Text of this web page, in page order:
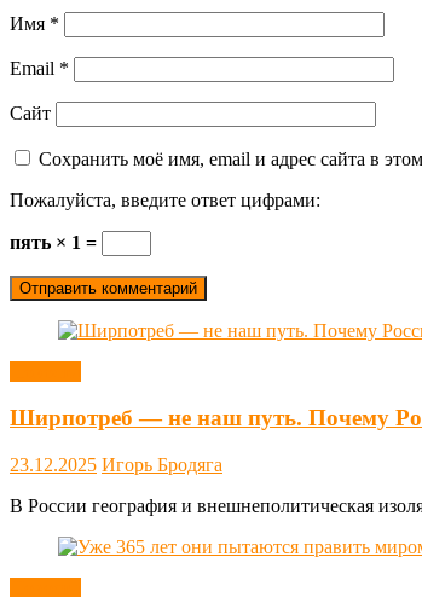
Имя *
Email *
Сайт
Сохранить моё имя, email и адрес сайта в
Пожалуйста, введите ответ цифрами:
пять × 1 =
Ширпотреб — не наш путь. Почему
23.12.2025 Игорь Бродяга
В России география и внешнеполитическая